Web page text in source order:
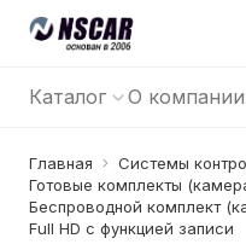
Каталог О компании
Главная
Системы
Готовые комплекты
Беспроводной комплект
Full HD с функцией записи